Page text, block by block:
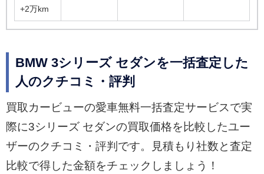
+2万km
BMW 3シリーズ セダンを一括査定した
人のクチコミ・評判
買取カービューの愛車無料一括査定サービスで実
際に3シリーズ セダンの買取価格を比較したユー
ザーのクチコミ・評判です。見積もり社数と査定
比較で得した金額をチェックしましょう！